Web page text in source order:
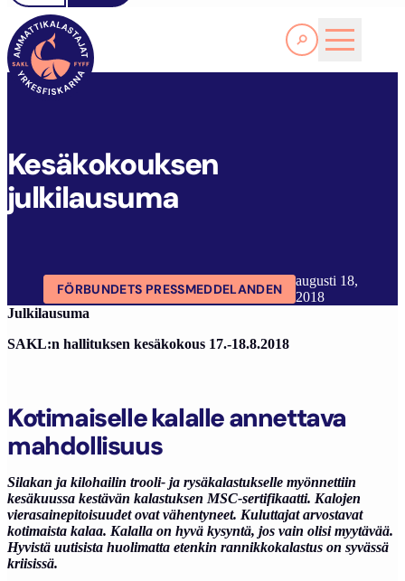
Läs Mer
FYFF
Kesäkokouksen
julkilausuma
FÖRBUNDETS PRESSMEDDELANDEN
augusti 18,
2018
Julkilausuma
SAKL:n hallituksen kesäkokous 17.-18.8.2018
Kotimaiselle kalalle annettava
mahdollisuus
Silakan ja kilohailin trooli- ja rysäkalastukselle myönnettiin
kesäkuussa kestävän kalastuksen MSC-sertifikaatti. Kalojen
vierasainepitoisuudet ovat vähentyneet. Kuluttajat arvostavat
kotimaista kalaa. Kalalla on hyvä kysyntä, jos vain olisi myytävää.
Hyvistä uutisista huolimatta etenkin rannikkokalastus on syvässä
kriisissä.